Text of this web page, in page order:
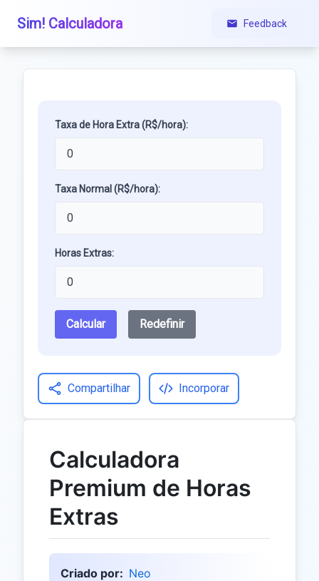
Sim! Calculadora Feedback
Taxa de Hora Extra (R$/hora):
Taxa Normal (R$/hora):
Horas Extras:
Calcular Redefinir
Compartilhar Incorporar
Calculadora
Premium de Horas
Extras
Criado por: Neo